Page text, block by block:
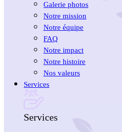
Galerie photos
Notre mission
Notre équipe
FAQ
Notre impact
Notre histoire
Nos valeurs
Services
Services